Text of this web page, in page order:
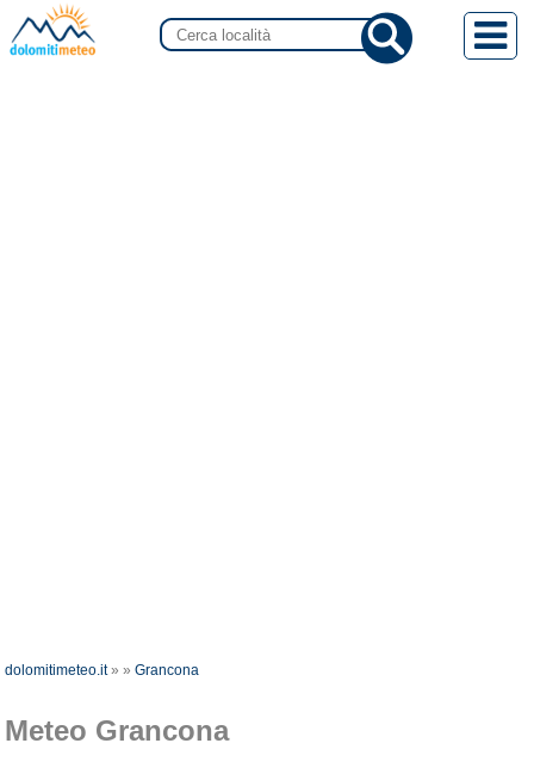
dolomitimeteo.it»»Grancona
Meteo Grancona